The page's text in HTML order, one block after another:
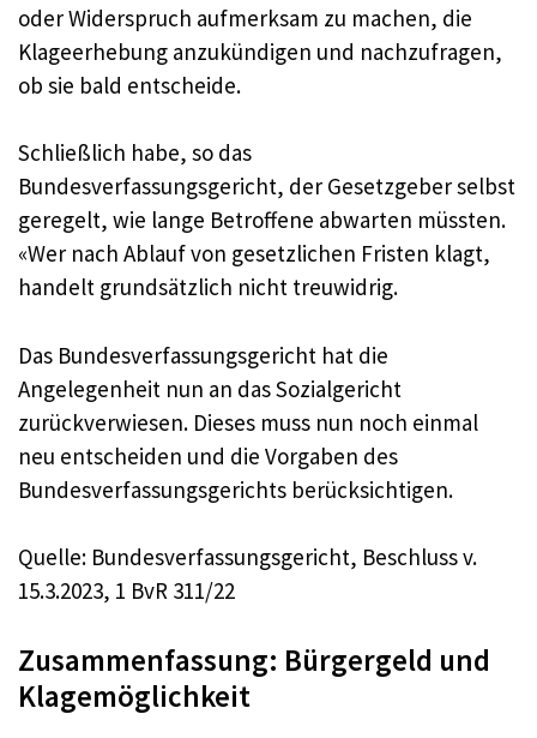
oder Widerspruch aufmerksam zu machen, die
Klageerhebung anzukündigen und nachzufragen,
ob sie bald entscheide.
Schließlich habe, so das
Bundesverfassungsgericht, der Gesetzgeber selbst
geregelt, wie lange Betroffene abwarten müssten.
«Wer nach Ablauf von gesetzlichen Fristen klagt,
handelt grundsätzlich nicht treuwidrig.
Das Bundesverfassungsgericht hat die
Angelegenheit nun an das Sozialgericht
zurückverwiesen. Dieses muss nun noch einmal
neu entscheiden und die Vorgaben des
Bundesverfassungsgerichts berücksichtigen.
Quelle: Bundesverfassungsgericht, Beschluss v.
15.3.2023, 1 BvR 311/22
Zusammenfassung: Bürgergeld und
Klagemöglichkeit